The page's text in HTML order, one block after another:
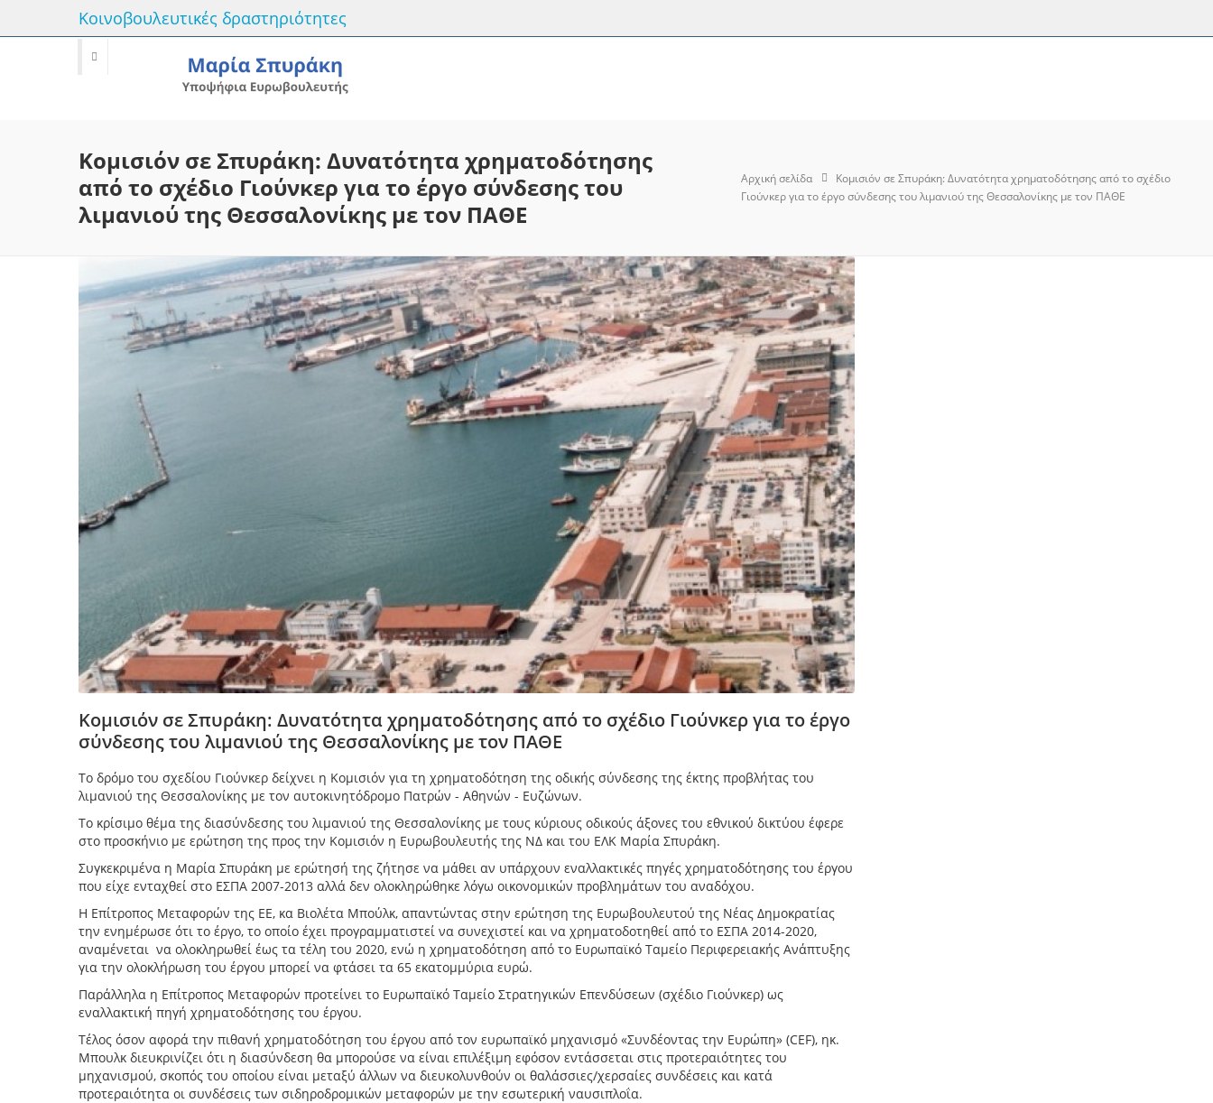
Κοινοβουλευτικές δραστηριότητες
Κομισιόν σε Σπυράκη: Δυνατότητα χρηματοδότησης
από το σχέδιο Γιούνκερ για το έργο σύνδεσης του
λιμανιού της Θεσσαλονίκης με τον ΠΑΘΕ
Αρχική σελίδα
Κομισιόν σε Σπυράκη: Δυνατότητα χρηματοδότησης από το σχέδιο
Γιούνκερ για το έργο σύνδεσης του λιμανιού της Θεσσαλονίκης με τον ΠΑΘΕ
Κομισιόν σε Σπυράκη: Δυνατότητα χρηματοδότησης από το σχέδιο Γιούνκερ για το έργο
σύνδεσης του λιμανιού της Θεσσαλονίκης με τον ΠΑΘΕ
Το δρόμο του σχεδίου Γιούνκερ δείχνει η Κομισιόν για τη χρηματοδότηση της οδικής σύνδεσης της έκτης προβλήτας του
λιμανιού της Θεσσαλονίκης με τον αυτοκινητόδρομο Πατρών - Αθηνών - Ευζώνων.
Το κρίσιμο θέμα της διασύνδεσης του λιμανιού της Θεσσαλονίκης με τους κύριους οδικούς άξονες του εθνικού δικτύου έφερε
στο προσκήνιο με ερώτηση της προς την Κομισιόν η Ευρωβουλευτής της ΝΔ και του ΕΛΚ Μαρία Σπυράκη.
Συγκεκριμένα η Μαρία Σπυράκη με ερώτησή της ζήτησε να μάθει αν υπάρχουν εναλλακτικές πηγές χρηματοδότησης του έργου
που είχε ενταχθεί στο ΕΣΠΑ 2007-2013 αλλά δεν ολοκληρώθηκε λόγω οικονομικών προβλημάτων του αναδόχου.
Η Επίτροπος Μεταφορών της ΕΕ, κα Βιολέτα Μπούλκ, απαντώντας στην ερώτηση της Ευρωβουλευτού της Νέας Δημοκρατίας
την ενημέρωσε ότι το έργο, το οποίο έχει προγραμματιστεί να συνεχιστεί και να χρηματοδοτηθεί από το ΕΣΠΑ 2014-2020,
αναμένεται να ολοκληρωθεί έως τα τέλη του 2020, ενώ η χρηματοδότηση από το Ευρωπαϊκό Ταμείο Περιφερειακής Ανάπτυξης
για την ολοκλήρωση του έργου μπορεί να φτάσει τα 65 εκατομμύρια ευρώ.
Παράλληλα η Επίτροπος Μεταφορών προτείνει το Ευρωπαϊκό Ταμείο Στρατηγικών Επενδύσεων (σχέδιο Γιούνκερ) ως
εναλλακτική πηγή χρηματοδότησης του έργου.
Τέλος όσον αφορά την πιθανή χρηματοδότηση του έργου από τον ευρωπαϊκό μηχανισμό «Συνδέοντας την Ευρώπη» (CEF), ηκ.
Μπουλκ διευκρινίζει ότι η διασύνδεση θα μπορούσε να είναι επιλέξιμη εφόσον εντάσσεται στις προτεραιότητες του
μηχανισμού, σκοπός του οποίου είναι μεταξύ άλλων να διευκολυνθούν οι θαλάσσιες/χερσαίες συνδέσεις και κατά
προτεραιότητα οι συνδέσεις των σιδηροδρομικών μεταφορών με την εσωτερική ναυσιπλοΐα.